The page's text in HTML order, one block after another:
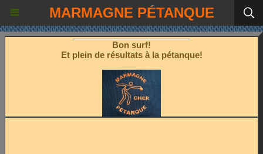
MARMAGNE PÉTANQUE
Place à la pétanque!
Bon surf!
Et plein de résultats à la pétanque!